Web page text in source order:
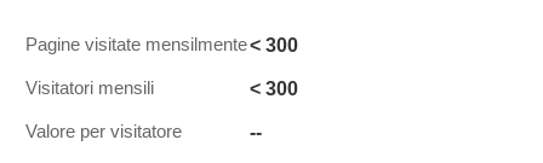
Pagine visitate mensilmente< 300
Visitatori mensili < 300
Valore per visitatore --